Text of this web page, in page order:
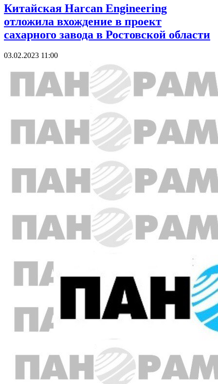
Китайская Harcan Engineering
отложила вхождение в проект
сахарного завода в Ростовской области
03.02.2023 11:00